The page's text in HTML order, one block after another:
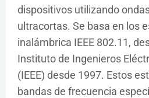
dispositivos utilizando
ultracortas. Se basa en los
inalámbrica IEEE 802.11,
Instituto de Ingenieros
(IEEE) desde 1997. Estos
bandas de frecuencia